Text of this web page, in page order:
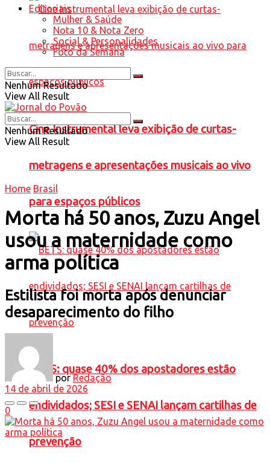
Cine Instrumental leva exibição de curtas-
metragens e apresentações musicais ao vivo
para espaços públicos
BETS: quase 40% dos apostadores estão
endividados; SESI e SENAI lançam cartilhas de
prevenção
Editoriais
Mulher & Saúde
Nota 10 & Nota Zero
Social & Personalidades
Foto da Semana
Nenhum Resultado
View All Result
Nenhum Resultado
View All Result
Home Brasil
Morta há 50 anos, Zuzu Angel
usou a maternidade como
arma política
Estilista foi morta após denunciar
desaparecimento do filho
por Redação
14 de abril de 2026
0